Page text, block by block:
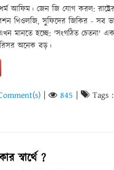
আফিম। জেন জি যোগ করল:
থিওলজি, সুফিদের জিকির - সব
মানতে হচ্ছে: 'সংগঠিত চেতনা' এক
অনেক বড়।
845 Tags :
স্বার্থে ?